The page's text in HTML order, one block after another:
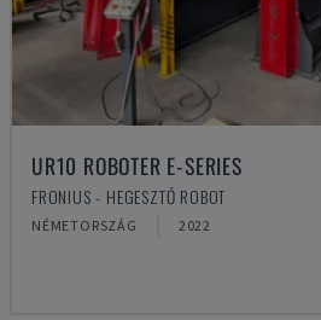
UR10 ROBOTER E-SERIES
FRONIUS - HEGESZTŐ ROBOT
NÉMETORSZÁG 2022